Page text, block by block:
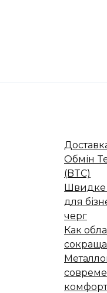
Обмін
(BTC)
Швидке
для
черг
Как